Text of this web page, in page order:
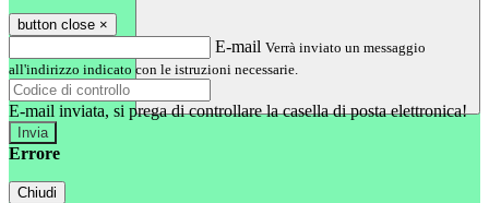
button close ×
E-mail Verrà inviato un messaggio
all'indirizzo indicato con le istruzioni necessarie.
E-mail inviata, si prega di controllare la casella di posta elettronica!
Errore
Chiudi